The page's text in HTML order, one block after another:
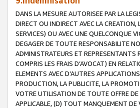
DANS LA MESURE AUTORISEE PAR LA
DIRECT OU INDIRECT AVEC LA
SERVICES) OU AVEC UNE QUELCONQUE
DEGAGER DE TOUTE RESPONSABILITE
ADMINISTRATEURS ET REPRESENTANTS
COMPRIS LES FRAIS D’AVOCAT) EN
ELEMENTS AVEC D’AUTRES
PRODUCTION, LA PUBLICITE, LA
VOTRE UTILISATION DE TOUTE OFFRE
APPLICABLE, (D) TOUT MANQUEMENT